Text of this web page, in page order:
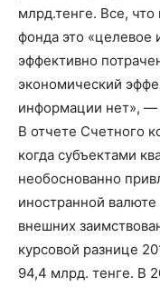
млрд.тенге. Все,
фонда это «целевое
эффективно
экономический
информации нет», —
В отчете Счетного
когда субъектами
необоснованно
иностранной
внешних
курсовой разнице
94,4 млрд. тенге. В